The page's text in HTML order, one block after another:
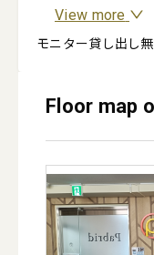
View more
モニター貸し出し
Floor map